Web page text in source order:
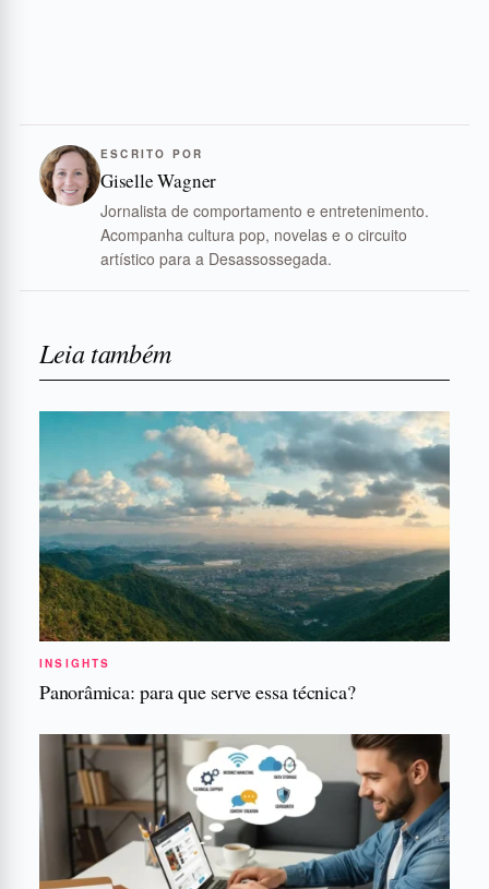
ESCRITO POR
Giselle Wagner
Jornalista de comportamento e entretenimento.
Acompanha cultura pop, novelas e o circuito
artístico para a Desassossegada.
Leia também
INSIGHTS
Panorâmica: para que serve essa técnica?